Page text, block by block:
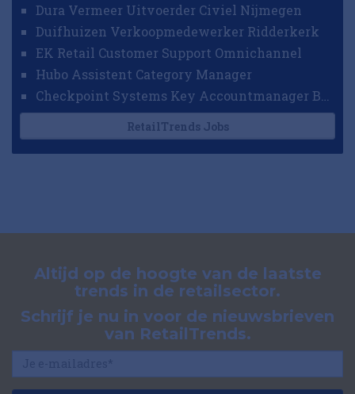
Dura Vermeer Uitvoerder Civiel Nijmegen
Duifhuizen Verkoopmedewerker Ridderkerk
EK Retail Customer Support Omnichannel
Hubo Assistent Category Manager
RetailTrends Jobs
Altijd op de hoogte van de laatste
trends in de retailsector.
Schrijf je nu in voor de nieuwsbrieven
van RetailTrends.